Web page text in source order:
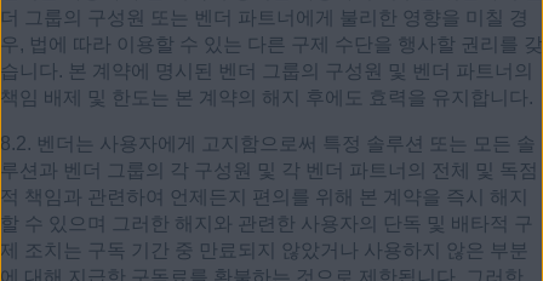
더 그룹의 구성원 또는 벤더 파트너에게 불리한 영향을 미칠 경
우, 법에 따라 이용할 수 있는 다른 구제 수단을 행사할 권리를 갖
습니다. 본 계약에 명시된 벤더 그룹의 구성원 및 벤더 파트너의
책임 배제 및 한도는 본 계약의 해지 후에도 효력을 유지합니다.
8.2. 벤더는 사용자에게 고지함으로써 특정 솔루션 또는 모든 솔
루션과 벤더 그룹의 각 구성원 및 각 벤더 파트너의 전체 및 독점
적 책임과 관련하여 언제든지 편의를 위해 본 계약을 즉시 해지
할 수 있으며 그러한 해지와 관련한 사용자의 단독 및 배타적 구
제 조치는 구독 기간 중 만료되지 않았거나 사용하지 않은 부분
에 대해 지급한 구독료를 환불하는 것으로 제한됩니다. 그러한